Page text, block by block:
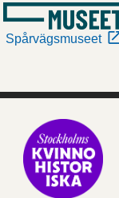
Spårvägsmuseet